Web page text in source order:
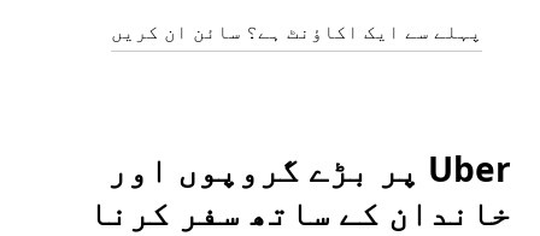
پہلے سے ایک اکاؤنٹ ہے؟ سائن ان کریں
Uber پر بڑے گروپوں اور
خاندان کے ساتھ سفر کرنا